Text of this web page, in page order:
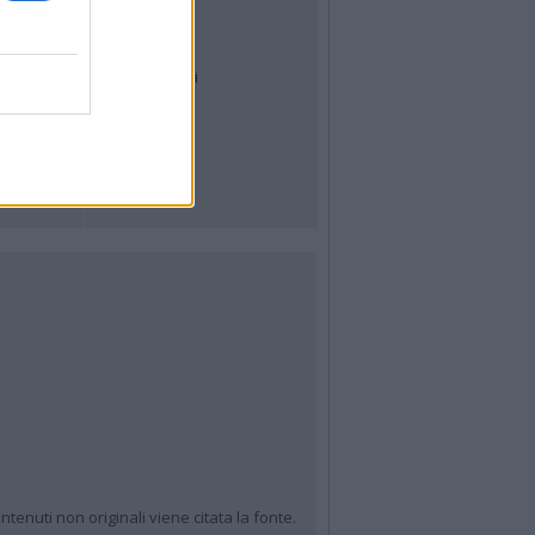
Articoli più letti
non originali viene citata la fonte.